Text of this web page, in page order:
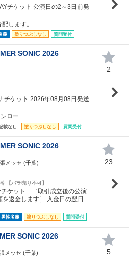
チケット 公演日の2～3日前発
します。 ...
義 塗りつぶしなし 質問受付
SONIC 2026
チケット 2026年08月08日発送
ロー...
載なし 塗りつぶしなし 質問受付
2
SONIC 2026
メッセ (千葉)
【バラ売り不可】
チケット ［取引成立後の公演
返金します］ 入金日の翌日
男性名義 塗りつぶしなし 質問受付
23
SONIC 2026
メッセ (千葉)
5